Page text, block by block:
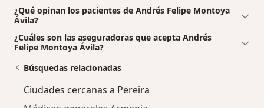
¿Qué opinan los pacientes de Andrés Felipe Montoya
Ávila?
¿Cuáles son las aseguradoras que acepta Andrés
Felipe Montoya Ávila?
Búsquedas relacionadas
Ciudades cercanas a Pereira